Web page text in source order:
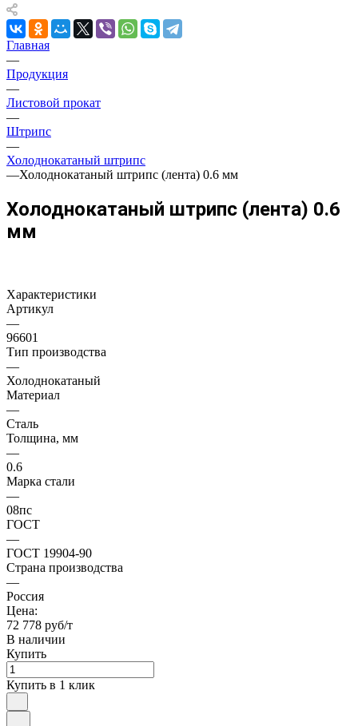
Главная
—
Продукция
—
Листовой прокат
—
Штрипс
—
Холоднокатаный штрипс
—Холоднокатаный штрипс (лента) 0.6 мм
Холоднокатаный штрипс (лента) 0.6
мм
Характеристики
Артикул
—
96601
Тип производства
—
Холоднокатаный
Материал
—
Сталь
Толщина, мм
—
0.6
Марка стали
—
08пс
ГОСТ
—
ГОСТ 19904-90
Страна производства
—
Россия
Цена:
72 778 руб/т
В наличии
Купить
Купить в 1 клик